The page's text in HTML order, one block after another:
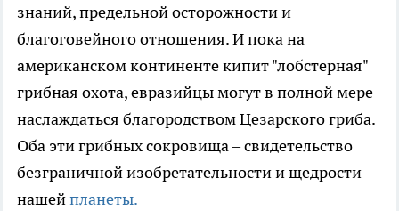
знаний, предельной осторожности и
благоговейного отношения. И пока на
американском континенте кипит "лобстерная"
грибная охота, евразийцы могут в полной мере
наслаждаться благородством Цезарского гриба.
Оба эти грибных сокровища – свидетельство
безграничной изобретательности и щедрости
нашейпланеты.